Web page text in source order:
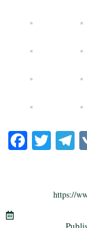
Fa T
r a
https://